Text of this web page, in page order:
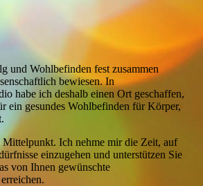
und Wohlbefinden fest zusammen
bewiesen. In
habe ich deshalb einen Ort geschaffen,
ein gesundes Wohlbefinden für Körper,
Mittelpunkt. Ich nehme mir die Zeit, auf
einzugehen und unterstützen Sie
von Ihnen gewünschte